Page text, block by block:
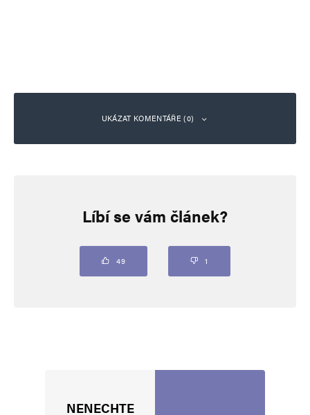
UKÁZAT KOMENTÁŘE (0)
Vaše e-mailová adresa nebude zveřejněna. Vyžadované informace jsou
Líbí se vám článek?
49 1
NENECHTE